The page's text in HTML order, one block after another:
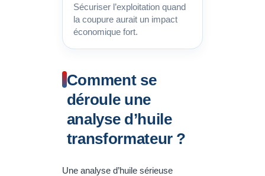
Sécuriser l’exploitation quand
la coupure aurait un impact
économique fort.
Comment se
déroule une
analyse d’huile
transformateur ?
Une analyse d’huile sérieuse